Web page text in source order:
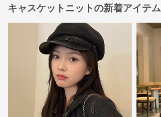
キャスケットニットの新着アイテム